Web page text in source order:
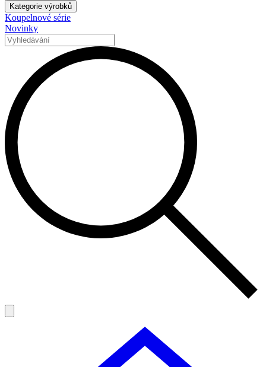
Kategorie výrobků
Koupelnové série
Novinky